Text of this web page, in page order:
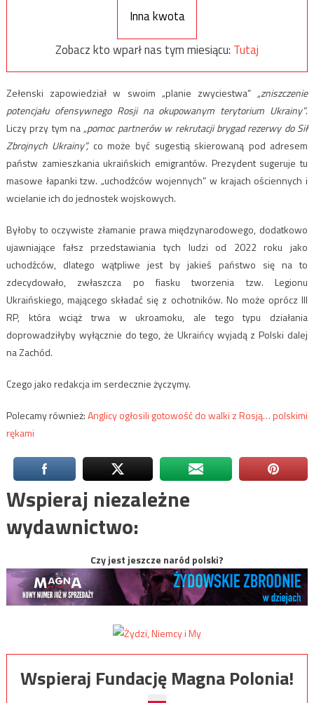
Inna kwota
Zobacz kto wparł nas tym miesiącu: Tutaj
Zełenski zapowiedział w swoim „planie zwyciestwa”„zniszczenie
potencjału ofensywnego Rosji na okupowanym terytorium Ukrainy”.
Liczy przy tym na„pomoc partnerów w rekrutacji brygad rezerwy do Sił
Zbrojnych Ukrainy”,co może być sugestią skierowaną pod adresem
państw zamieszkania ukraińskich emigrantów. Prezydent sugeruje tu
masowe łapanki tzw. „uchodźców wojennych” w krajach ościennych i
wcielanie ich do jednostek wojskowych.
Byłoby to oczywiste złamanie prawa międzynarodowego, dodatkowo
ujawniające fałsz przedstawiania tych ludzi od 2022 roku jako
uchodźców, dlatego wątpliwe jest by jakieś państwo się na to
zdecydowało, zwłaszcza po fiasku tworzenia tzw. Legionu
Ukraińskiego, mającego składać się z ochotników. No może oprócz III
RP, która wciąż trwa w ukroamoku, ale tego typu działania
doprowadziłyby wyłącznie do tego, że Ukraińcy wyjadą z Polski dalej
na Zachód.
Czego jako redakcja im serdecznie życzymy.
Polecamy również:Anglicy ogłosili gotowość do walki z Rosją… polskimi
rękami
Wspieraj niezależne
wydawnictwo:
Czy jest jeszcze naród polski?
Wspieraj Fundację Magna Polonia!